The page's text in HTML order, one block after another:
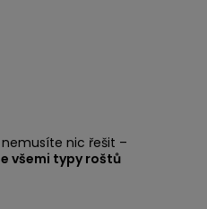
nic řešit –
všemi typy roštů